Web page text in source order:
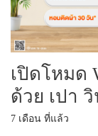
เปิดโหมด
ด้วย เปา
7 เดือน ที่แล้ว